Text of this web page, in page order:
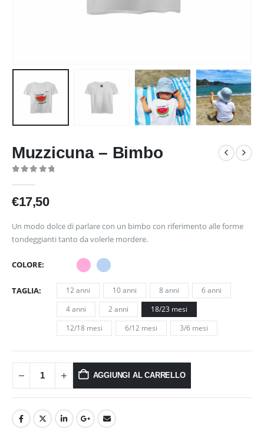
Muzzicuna – Bimbo
€17,50
Un modo dolce di parlare con un bimbo con riferimento alle forme
tondeggianti tanto da volerle mordere.
COLORE
TAGLIA 12 anni 10 anni 8 anni
6 anni
4 anni
2 anni
18/23 mesi
12/18 mesi
6/12 mesi 3/6 mesi
AGGIUNGI AL CARRELLO